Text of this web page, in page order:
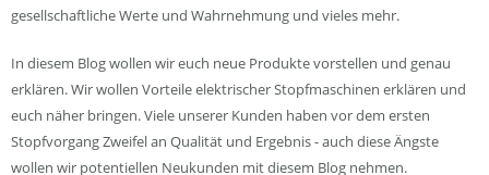
gesellschaftliche Werte und Wahrnehmung und vieles mehr.
In diesem Blog wollen wir euch neue Produkte vorstellen und genau
erklären. Wir wollen Vorteile elektrischer Stopfmaschinen erklären und
euch näher bringen. Viele unserer Kunden haben vor dem ersten
Stopfvorgang Zweifel an Qualität und Ergebnis - auch diese Ängste
wollen wir potentiellen Neukunden mit diesem Blog nehmen.